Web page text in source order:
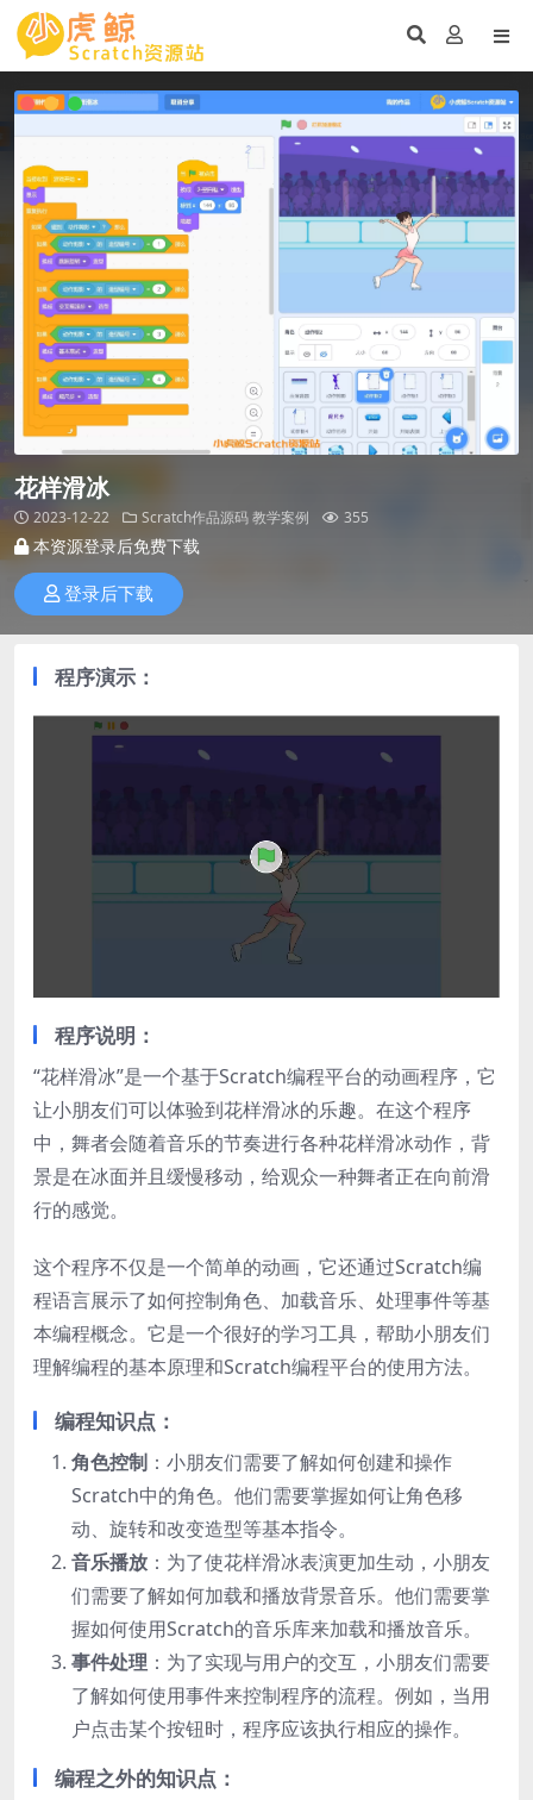
花样滑冰
2023-12-22 Scratch作品源码教学案例 355
本资源登录后免费下载
登录后下载
程序演示：
程序说明：
“花样滑冰”是一个基于Scratch编程平台的动画程序，它
让小朋友们可以体验到花样滑冰的乐趣。在这个程序
中，舞者会随着音乐的节奏进行各种花样滑冰动作，背
景是在冰面并且缓慢移动，给观众一种舞者正在向前滑
行的感觉。
这个程序不仅是一个简单的动画，它还通过Scratch编
程语言展示了如何控制角色、加载音乐、处理事件等基
本编程概念。它是一个很好的学习工具，帮助小朋友们
理解编程的基本原理和Scratch编程平台的使用方法。
编程知识点：
角色控制 ：小朋友们需要了解如何创建和操作
Scratch中的角色。他们需要掌握如何让角色移
动、旋转和改变造型等基本指令。
音乐播放 ：为了使花样滑冰表演更加生动，小朋友
们需要了解如何加载和播放背景音乐。他们需要掌
握如何使用Scratch的音乐库来加载和播放音乐。
事件处理 ：为了实现与用户的交互，小朋友们需要
了解如何使用事件来控制程序的流程。例如，当用
户点击某个按钮时，程序应该执行相应的操作。
编程之外的知识点：